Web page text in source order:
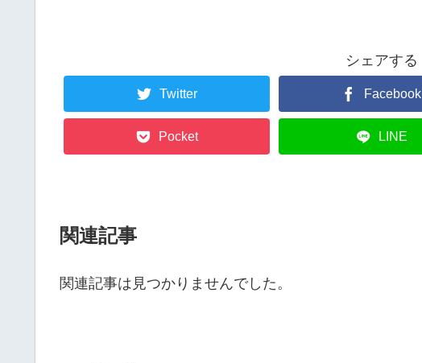
シェアする
Twitter Facebook
Pocket LINE
関連記事
関連記事は見つかりませんでした。